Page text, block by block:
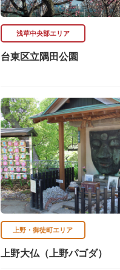
浅草中央部エリア
台東区立隅田公園
上野・御徒町エリア
上野大仏（上野パゴダ）